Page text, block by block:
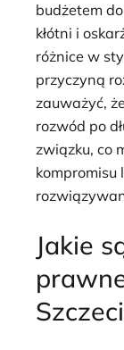
budżetem
kłótni i
różnice w
przyczyną
zauważyć,
rozwód po
związku, co
kompromisu
Jakie